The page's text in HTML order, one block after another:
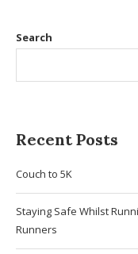
Search
Recent Posts
Couch to 5K
Staying Safe Whilst
Runners